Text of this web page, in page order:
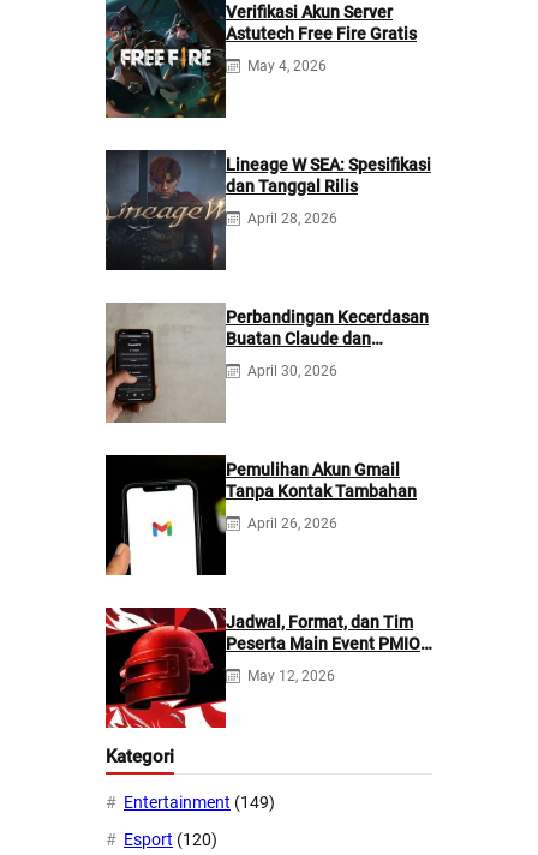
Verifikasi Akun Server
Astutech Free Fire Gratis
May 4, 2026
Lineage W SEA: Spesifikasi
dan Tanggal Rilis
April 28, 2026
Perbandingan Kecerdasan
Buatan Claude dan
ChatGPT: Mana yang
Lebih Baik?
April 30, 2026
Pemulihan Akun Gmail
Tanpa Kontak Tambahan
April 26, 2026
Jadwal, Format, dan Tim
Peserta Main Event PMIO
2026
May 12, 2026
Kategori
Entertainment (149)
Esport (120)